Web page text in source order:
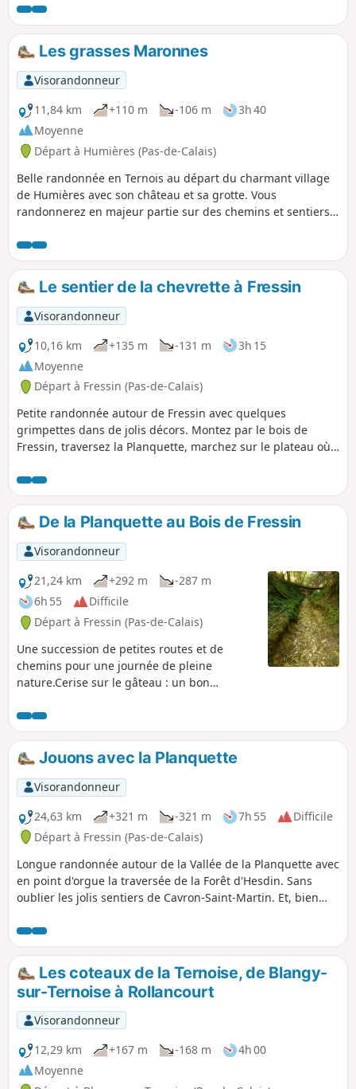
quelques chevreuils.
Les grasses Maronnes
Visorandonneur
11,84 km
+110 m -106 m
3h 40
Moyenne
Départ à Humières (Pas-de-Calais)
Belle randonnée en Ternois au départ du charmant village
de Humières avec son château et sa grotte. Vous
randonnerez en majeur partie sur des chemins et sentiers
paysage fait vite oublier ce détail.
Le sentier de la chevrette à Fressin
Visorandonneur
10,16 km
+135 m -131 m
3h 15
Moyenne
Départ à Fressin (Pas-de-Calais)
Petite randonnée autour de Fressin avec quelques
grimpettes dans de jolis décors. Montez par le bois de
Fressin, traversez la Planquette, marchez sur le plateau où
château que vous contemplez de plus près sur le retour.
Sentier bien balisé Jaune. Certains diront que cela est
inutile de retranscrire des chemins balisés mais pour moi il
est important de les faire connaître de la communauté.
De la Planquette au Bois de Fressin
Visorandonneur
21,24 km
+292 m
-287 m
6h 55
Difficile
Départ à Fressin (Pas-de-Calais)
Une succession de petites routes et de
chemins pour une journée de pleine
nature.Cerise sur le gâteau : un bon
le Bois de Fressin. Pour les randonneurs très
aguerris, je conseille fortement la variante
décrite dans les infos pratiques.
Jouons avec la Planquette
Visorandonneur
24,63 km
+321 m -321 m 7h 55
Difficile
Départ à Fressin (Pas-de-Calais)
Longue randonnée autour de la Vallée de la Planquette avec
en point d'orgue la traversée de la Forêt d'Hesdin. Sans
oublier les jolis sentiers de Cavron-Saint-Martin. Et, bien
de Fressin qui ravit plus d’un mollet. Quand je suis passé
début septembre 2023, les chemins étaient excellents mais
les premières pluies vont vite les dégrader et la balade
deviendra très difficile. L'utilisation de l'appli facilite
grandement le cheminement !
Les coteaux de la Ternoise, de Blangy-
sur-Ternoise à Rollancourt
Visorandonneur
12,29 km
+167 m -168 m
4h 00
Moyenne